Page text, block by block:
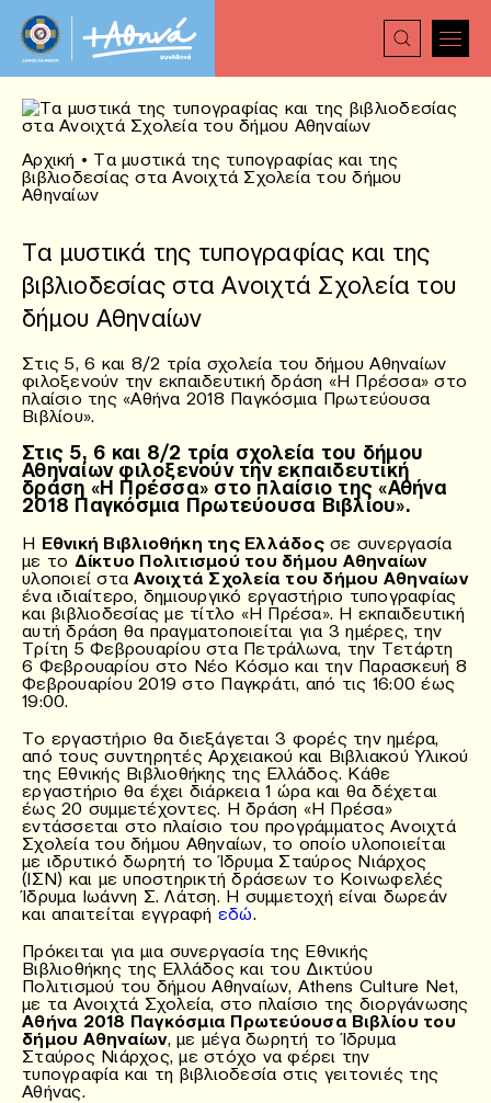
Αρχική • Τα μυστικά της τυπογραφίας και της
βιβλιοδεσίας στα Ανοιχτά Σχολεία του δήμου
Αθηναίων
Τα μυστικά της τυπογραφίας και της
βιβλιοδεσίας στα Ανοιχτά Σχολεία του
δήμου Αθηναίων
Στις 5, 6 και 8/2 τρία σχολεία του δήμου Αθηναίων
φιλοξενούν την εκπαιδευτική δράση «Η Πρέσσα» στο
πλαίσιο της «Αθήνα 2018 Παγκόσμια Πρωτεύουσα
Βιβλίου».
Στις 5, 6 και 8/2 τρία σχολεία του δήμου
Αθηναίων φιλοξενούν την εκπαιδευτική
δράση «Η Πρέσσα» στο πλαίσιο της «Αθήνα
2018 Παγκόσμια Πρωτεύουσα Βιβλίου».
Η Εθνική Βιβλιοθήκη της Ελλάδοςσε συνεργασία
με το Δίκτυο Πολιτισμού του δήμου Αθηναίων
υλοποιεί σταΑνοιχτά Σχολεία του δήμου Αθηναίων
ένα ιδιαίτερο, δημιουργικό εργαστήριο τυπογραφίας
και βιβλιοδεσίας με τίτλο «Η Πρέσα». Η εκπαιδευτική
αυτή δράση θα πραγματοποιείται για 3 ημέρες, την
Τρίτη 5 Φεβρουαρίου στα Πετράλωνα, την Τετάρτη
6 Φεβρουαρίου στο Νέο Κόσμο και την Παρασκευή 8
Φεβρουαρίου 2019 στο Παγκράτι, από τις 16:00 έως
19:00.
Το εργαστήριο θα διεξάγεται 3 φορές την ημέρα,
από τους συντηρητές Αρχειακού και Βιβλιακού Υλικού
της Εθνικής Βιβλιοθήκης της Ελλάδος. Κάθε
εργαστήριο θα έχει διάρκεια 1 ώρα και θα δέχεται
έως 20 συμμετέχοντες. Η δράση «Η Πρέσα»
εντάσσεται στο πλαίσιο του προγράμματος Ανοιχτά
Σχολεία του δήμου Αθηναίων, το οποίο υλοποιείται
με ιδρυτικό δωρητή το Ίδρυμα Σταύρος Νιάρχος
(ΙΣΝ) και με υποστηρικτή δράσεων το Κοινωφελές
Ίδρυμα Ιωάννη Σ. Λάτση. Η συμμετοχή είναι δωρεάν
και απαιτείται εγγραφή εδώ.
Πρόκειται για μια συνεργασία της Εθνικής
Βιβλιοθήκης της Ελλάδος και του Δικτύου
Πολιτισμού του δήμου Αθηναίων, Athens Culture Net,
με τα Ανοιχτά Σχολεία, στο πλαίσιο της διοργάνωσης
Αθήνα 2018 Παγκόσμια Πρωτεύουσα Βιβλίου του
δήμου Αθηναίων, με μέγα δωρητή το Ίδρυμα
Σταύρος Νιάρχος, με στόχο να φέρει την
τυπογραφία και τη βιβλιοδεσία στις γειτονιές της
Αθήνας.